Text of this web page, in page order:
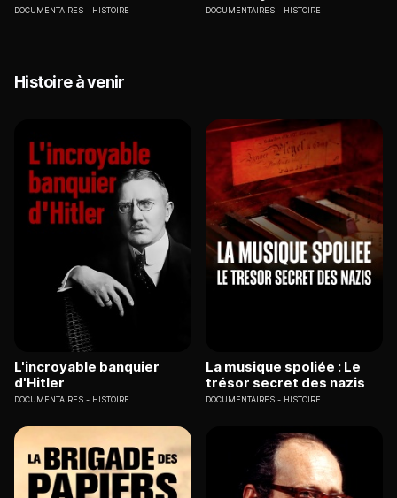
DOCUMENTAIRES HISTOIRE DOCUMENTAIRES HISTOIRE
Histoire à venir
L'incroyable banquier
d'Hitler
DOCUMENTAIRES HISTOIRE
La musique spoliée : Le
trésor secret des nazis
DOCUMENTAIRES HISTOIRE